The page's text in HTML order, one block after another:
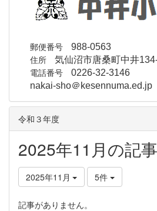
郵便番号 988-0563
住所 気仙沼市唐桑町中井
電話番号 0226-32-3146
nakai-sho＠kesennuma.ed.jp
令和３年度
2025年11月の記
2025年11月 5件
記事がありません。